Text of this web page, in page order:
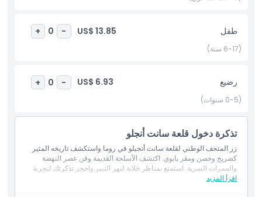
سلسة لهذا الموقع الرائع. لا تفوت فرصة استكشاف أحد أكثر المعالم
أبرز المعالم
المتضمنات
الاستثناءات
طفل US$ 13.85
-
0
+
(6-17 سنة)
رضيع US$ 6.93
-
0
+
(0-5 سنوات)
تذكرة دخول قلعة سانت أنجلو
زر المتحف الوطني لقلعة سانت أنجيلو في روما واستكشف تاريخه المثير
كضريح وحصن ومقر بابوي. اكتشف الأسلحة القديمة وفن عصر النهضة
والممرات السرية. استمتع بمناظر خلابة لنهر التيبر واحجز تذكرتك لتجربة
سلسة!
اقرأ المزيد